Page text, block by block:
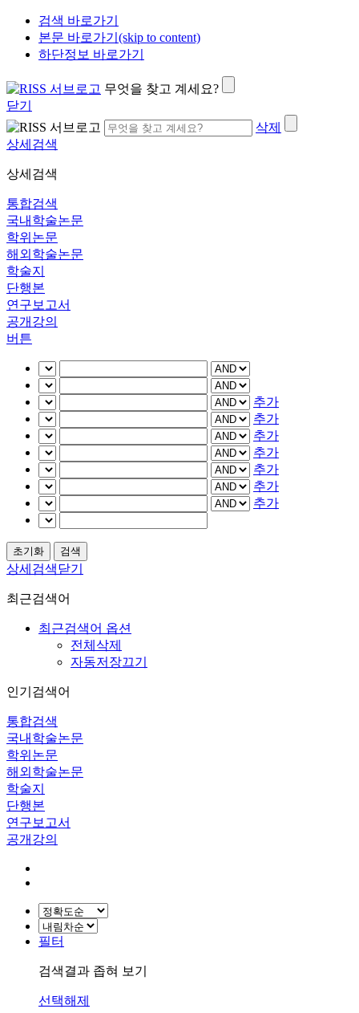
검색 바로가기
본문 바로가기(skip to content)
하단정보 바로가기
무엇을 찾고 계세요?
닫기
삭제
상세검색
상세검색
통합검색
국내학술논문
학위논문
해외학술논문
학술지
단행본
연구보고서
공개강의
버튼
추가
추가
추가
추가
추가
추가
추가
상세검색닫기
최근검색어
최근검색어 옵션
전체삭제
자동저장끄기
인기검색어
통합검색
국내학술논문
학위논문
해외학술논문
학술지
단행본
연구보고서
공개강의
필터
검색결과 좁혀 보기
선택해제